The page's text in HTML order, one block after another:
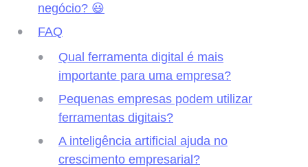
negócio? 😃
FAQ
Qual ferramenta digital é mais
importante para uma empresa?
Pequenas empresas podem utilizar
ferramentas digitais?
A inteligência artificial ajuda no
crescimento empresarial?